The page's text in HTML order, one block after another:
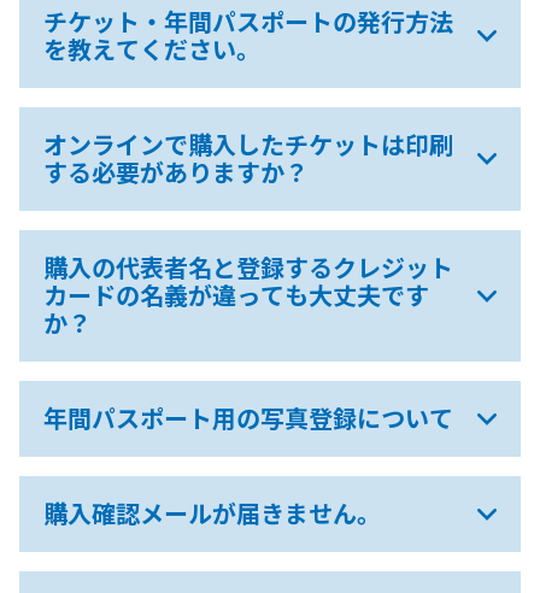
チケット・年間パスポートの発行方法
を教えてください。
オンラインで購入したチケットは印刷
する必要がありますか？
購入の代表者名と登録するクレジット
カードの名義が違っても大丈夫です
か？
年間パスポート用の写真登録について
購入確認メールが届きません。